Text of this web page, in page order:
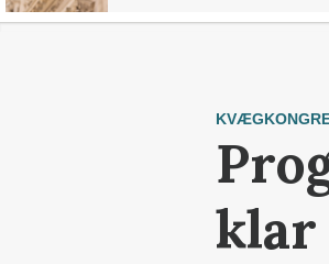
klar